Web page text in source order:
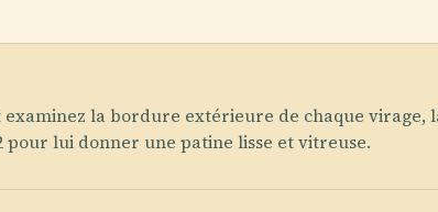
la bordure extérieure de chaque virage,
lui donner une patine lisse et vitreuse.